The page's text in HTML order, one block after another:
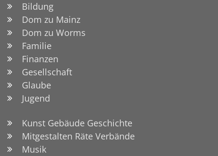
Bildung
Dom zu Mainz
Dom zu Worms
Familie
Finanzen
Gesellschaft
Glaube
Jugend
Kunst Gebäude Geschichte
Mitgestalten Räte Verbände
Musik